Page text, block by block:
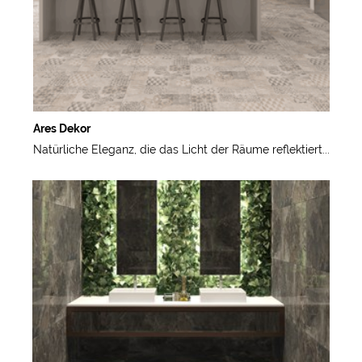
Ares Dekor
Natürliche Eleganz, die das Licht der Räume reflektiert...